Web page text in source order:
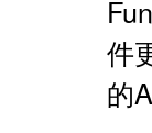
件
的